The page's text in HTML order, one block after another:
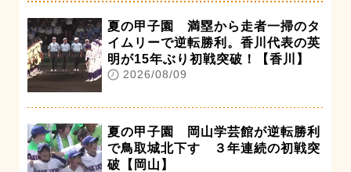
夏の甲子園 満塁から走者一掃のタ
イムリーで逆転勝利。香川代表の英
明が15年ぶり初戦突破！【香川】
2026/08/09
夏の甲子園 岡山学芸館が逆転勝利
で鳥取城北下す ３年連続の初戦突
破【岡山】